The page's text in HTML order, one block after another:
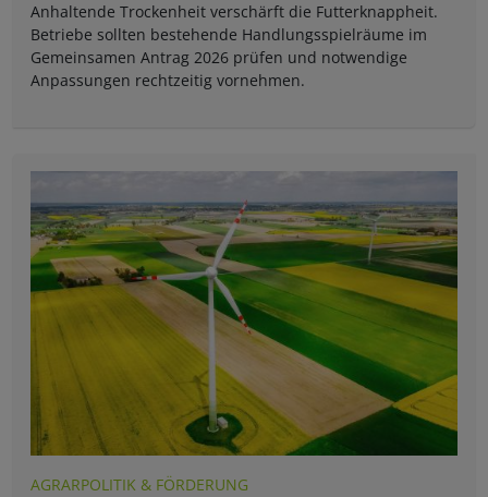
Anhaltende Trockenheit verschärft die Futterknappheit.
Betriebe sollten bestehende Handlungsspielräume im
Gemeinsamen Antrag 2026 prüfen und notwendige
Anpassungen rechtzeitig vornehmen.
AGRARPOLITIK & FÖRDERUNG